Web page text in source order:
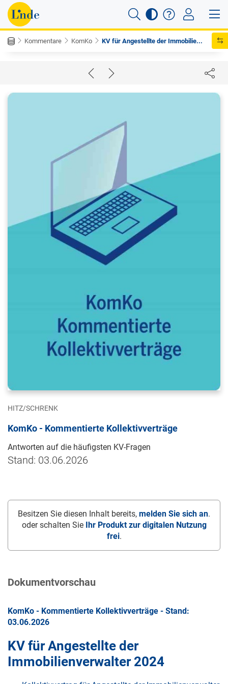
Kommentare KomKo KV für Angestellte der Immobilie...
HITZ/SCHRENK
KomKo - Kommentierte Kollektivverträge
Antworten auf die häufigsten KV-Fragen
Stand: 03.06.2026
Besitzen Sie diesen Inhalt bereits, melden Sie sich an.
oder schalten Sie
Ihr Produkt zur digitalen Nutzung
frei.
Dokumentvorschau
KomKo - Kommentierte Kollektivverträge - Stand:
03.06.2026
KV für Angestellte der
Immobilienverwalter 2024